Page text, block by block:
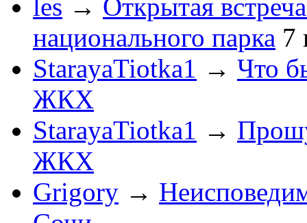
les → Открытая
национального парка 7
StarayaTiotka1 → Что
ЖКХ
StarayaTiotka1 →
ЖКХ
Grigory →